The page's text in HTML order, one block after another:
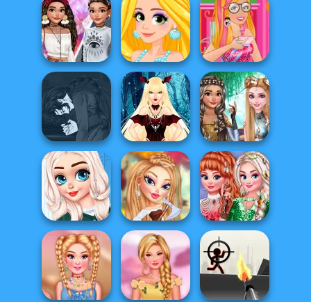
Off Shoulder Top
Designer
Pre Concert
Rooftop Party
Barbie's Glossy
Magazine
Moana Boho Vs
Grunge
Rapunzel
Mermaid Style
Barbie Sunday
Brunch
Manga Creator
Vampire Hunter
P...
Vampire Doll
Avatar Creator
Elsa And Moana
Fantasy Hairsty...
Princesses
Different Styles
Fairyland
Fashion Dolls
Princesses
Fantasy Forest